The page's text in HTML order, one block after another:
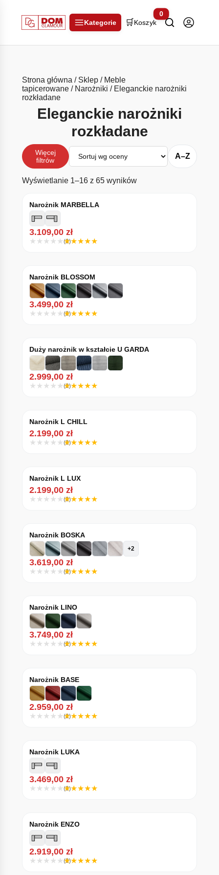
Kategorie 🛒 Koszyk
0
Strona główna / Sklep/ Meble
tapicerowane/ Narożniki / Eleganckie narożniki
rozkładane
Eleganckie narożniki
rozkładane
Więcej
filtrów
Sortuj
A–Z
Wyświetlanie 1–16 z 65 wynikówPosortowane według
Narożnik MARBELLA
3.109,00 zł
(3)
Narożnik BLOSSOM
3.499,00 zł
(3)
Duży narożnik w kształcie U GARDA
2.999,00 zł
(3)
Narożnik L CHILL
2.199,00 zł
(3)
Narożnik L LUX
2.199,00 zł
(3)
Narożnik BOSKA
+2
3.619,00 zł
(2)
Narożnik LINO
3.749,00 zł
(2)
Narożnik BASE
2.959,00 zł
(2)
Narożnik LUKA
3.469,00 zł
(3)
Narożnik ENZO
2.919,00 zł
(3)